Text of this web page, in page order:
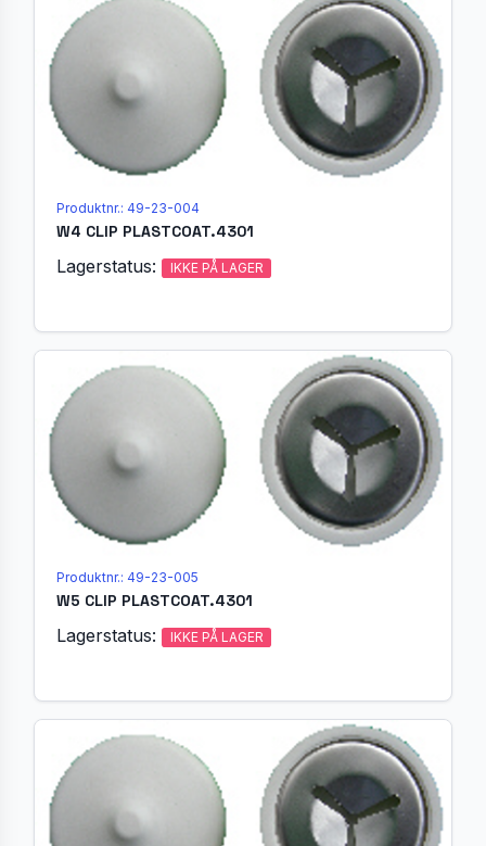
Produktnr.: 49-23-004
W4 CLIP PLASTCOAT.4301
Lagerstatus: IKKE PÅ LAGER
Produktnr.: 49-23-005
W5 CLIP PLASTCOAT.4301
Lagerstatus: IKKE PÅ LAGER